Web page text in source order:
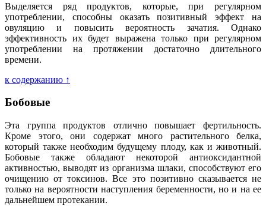
Выделяется ряд продуктов, которые, при регулярном
употреблении, способны оказать позитивный эффект на
овуляцию и повысить вероятность зачатия. Однако
эффективность их будет выражена только при регулярном
употреблении на протяжении достаточно длительного
времени.
к содержанию ↑
Бобовые
Эта группа продуктов отлично повышает фертильность.
Кроме этого, они содержат много растительного белка,
который также необходим будущему плоду, как и животный.
Бобовые также обладают некоторой антиоксидантной
активностью, выводят из организма шлаки, способствуют его
очищению от токсинов. Все это позитивно сказывается не
только на вероятности наступления беременности, но и на ее
дальнейшем протекании.